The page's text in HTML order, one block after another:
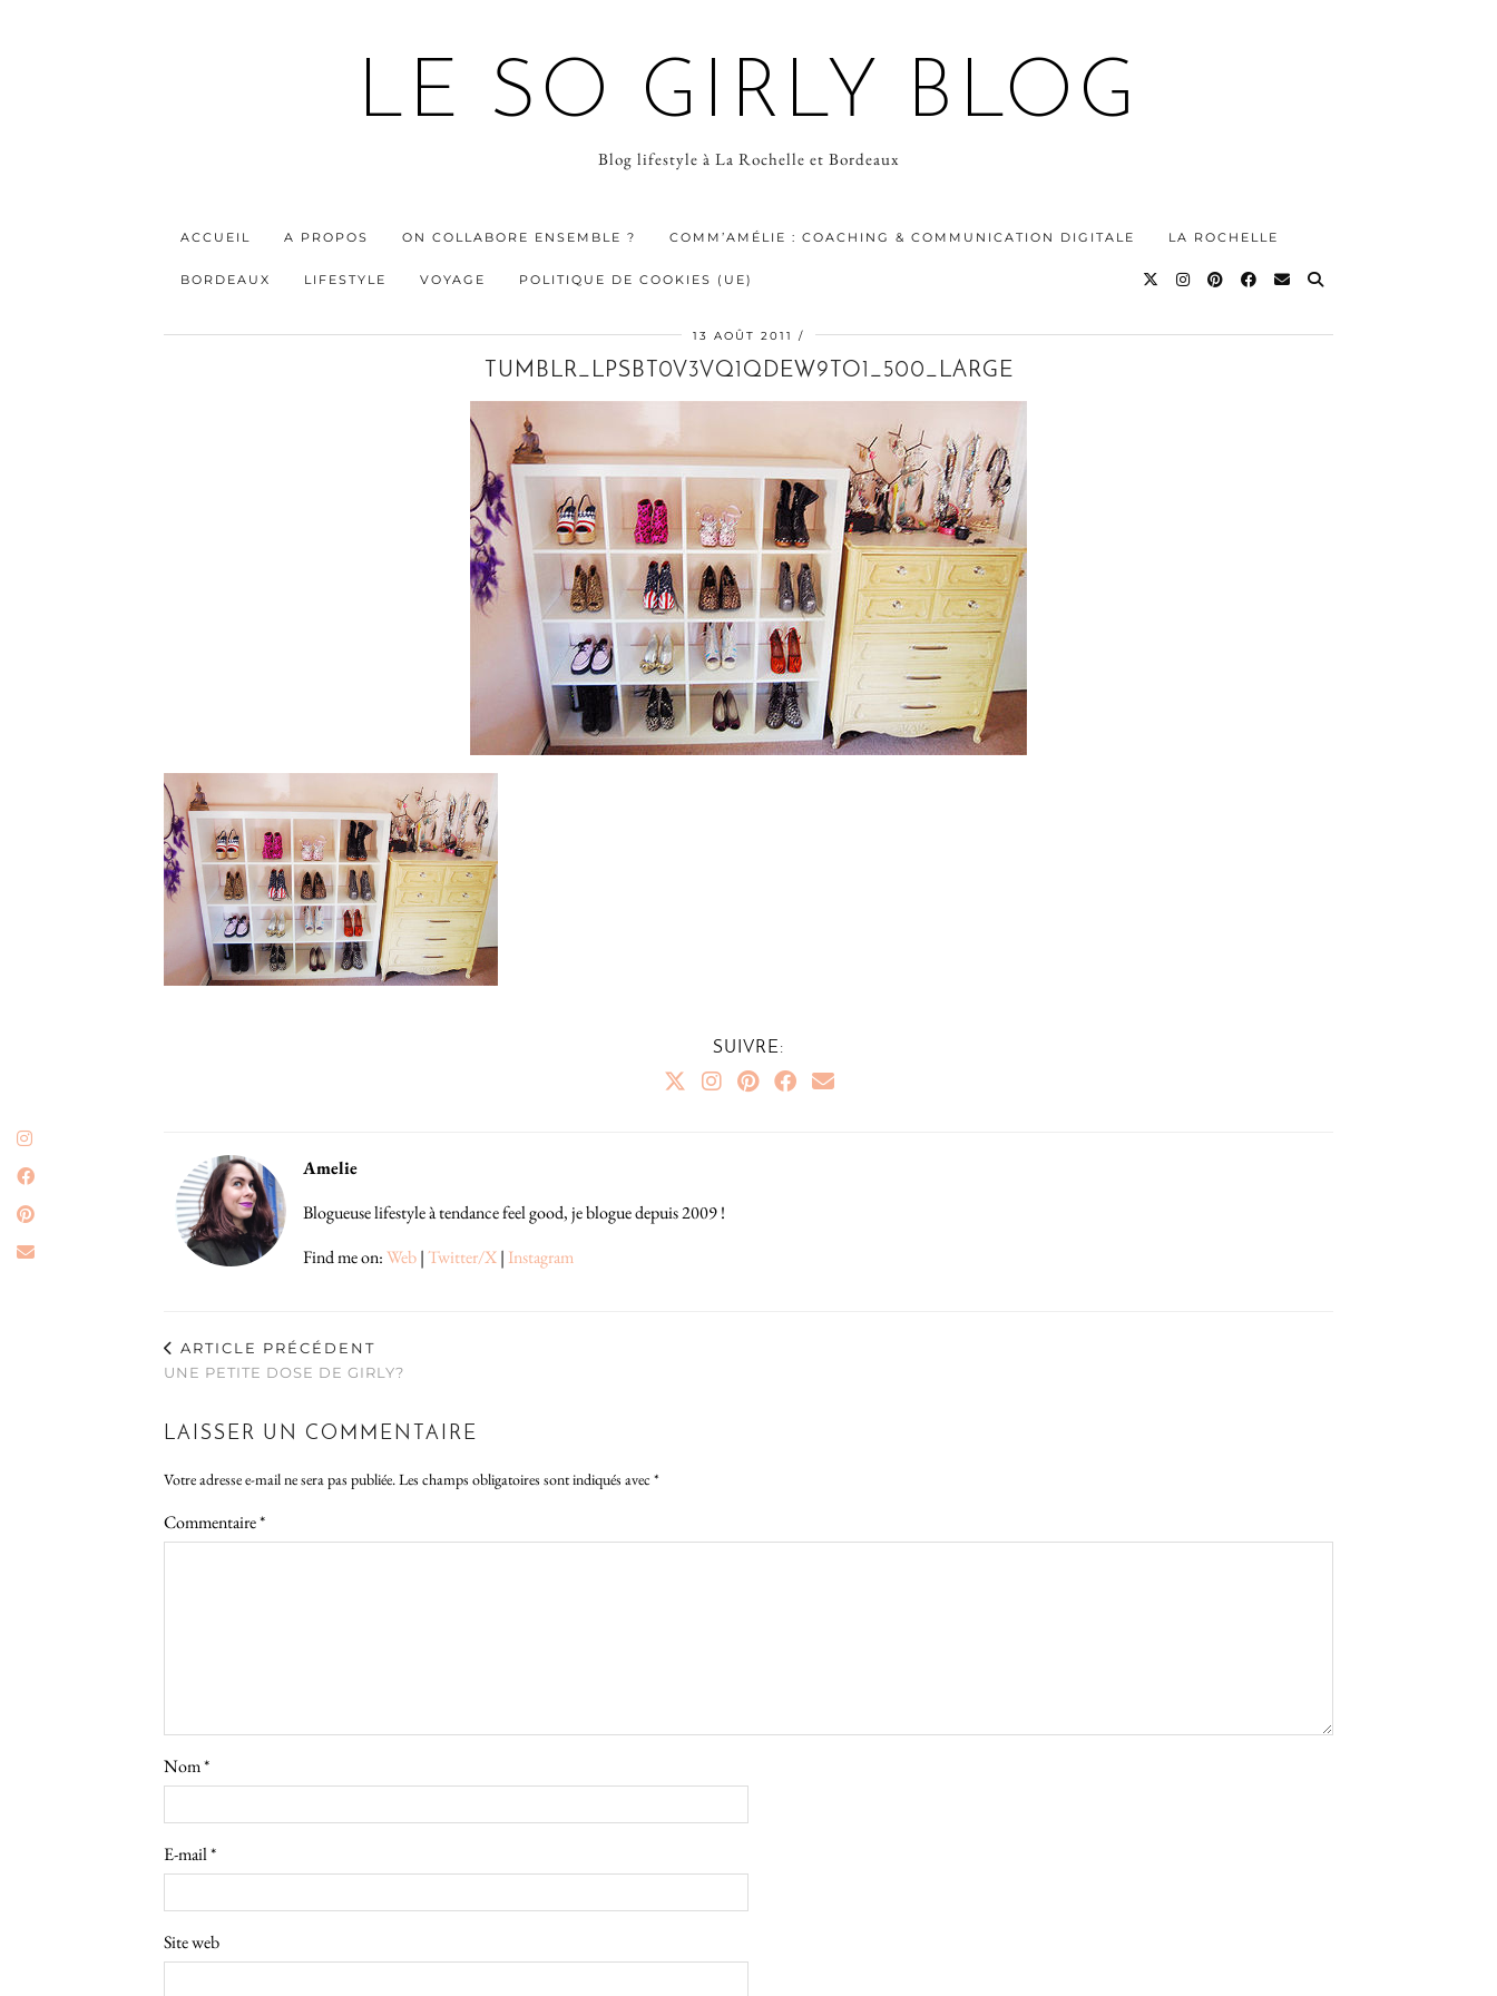
LE SO GIRLY BLOG
Blog lifestyle à La Rochelle et Bordeaux
ACCUEIL A PROPOS ON COLLABORE ENSEMBLE ? COMM’AMÉLIE : COACHING & COMMUNICATION DIGITALE LA ROCHELLE
BORDEAUX LIFESTYLE VOYAGE POLITIQUE DE COOKIES (UE)
13 AOÛT 2011
TUMBLR_LPSBT0V3VQ1QDEW9TO1_500_LARGE
SUIVRE:
Amelie
Blogueuse lifestyle à tendance feel good, je blogue depuis 2009 !
Find me on:Web|Twitter/X| Instagram
ARTICLE PRÉCÉDENT
UNE PETITE DOSE DE GIRLY?
LAISSER UN COMMENTAIRE
Votre adresse e-mail ne sera pas publiée.Les champs obligatoires sont indiqués avec *
Commentaire*
Nom*
E-mail*
Site web